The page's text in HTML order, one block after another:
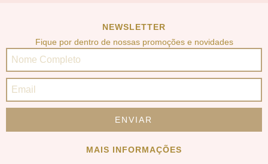
NEWSLETTER
Fique por dentro de nossas promoções e novidades
MAIS INFORMAÇÕES